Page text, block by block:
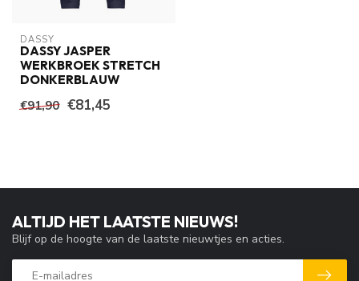
DASSY
DASSY JASPER
WERKBROEK STRETCH
DONKERBLAUW
€91,90 €81,45
ALTIJD HET LAATSTE NIEUWS!
Blijf op de hoogte van de laatste nieuwtjes en acties.